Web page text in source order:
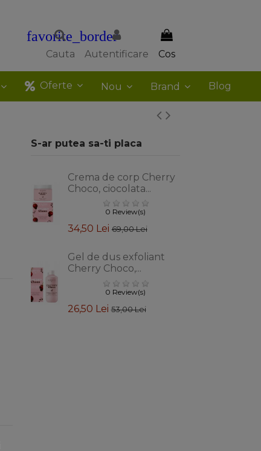
favorite_border
Cauta Autentificare Cos
Oferte Nou Brand Blog
S-ar putea sa-ti placa
Crema de corp Cherry
Choco, ciocolata...
0 Review(s)
34,50 Lei 69,00 Lei
Gel de dus exfoliant
Cherry Choco,...
0 Review(s)
26,50 Lei 53,00 Lei